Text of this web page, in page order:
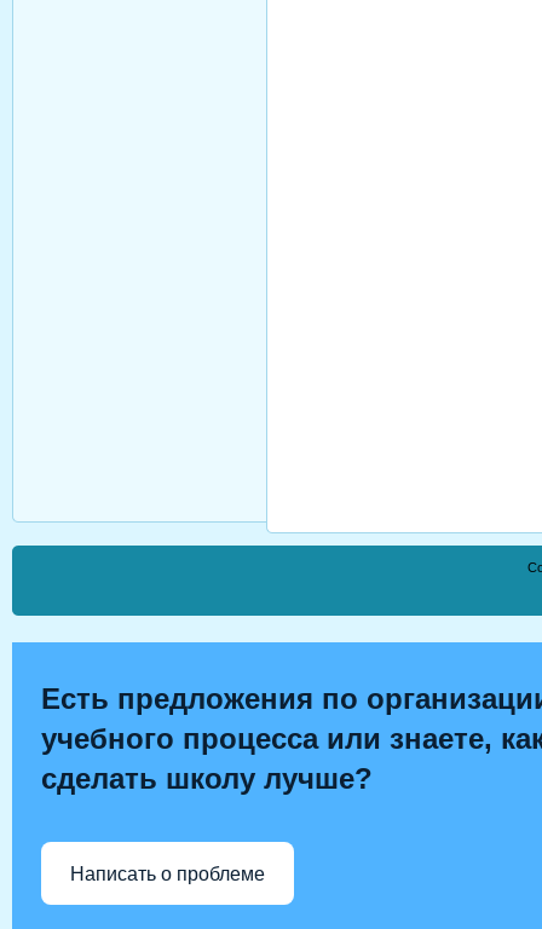
Есть предложения по
учебного процесса или знаете,
сделать школу лучше?
Написать о проблеме